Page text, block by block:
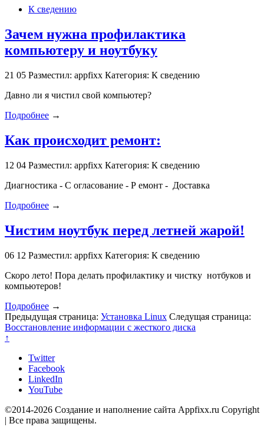
К сведению
Зачем нужна профилактика
компьютеру и ноутбуку
21 05 Разместил: appfixx Категория: К сведению
Давно ли я чистил свой компьютер?
Подробнее →
Как происходит ремонт:
12 04 Разместил: appfixx Категория: К сведению
Диагностика - С огласование - Р емонт - Доставка
Подробнее →
Чистим ноутбук перед летней жарой!
06 12 Разместил: appfixx Категория: К сведению
Скоро лето! Пора делать профилактику и чистку нотбуков и
компьютеров!
Подробнее →
Предыдущая страница: Установка Linux Следущая страница:
Восстановление информации с жесткого диска
↑
Twitter
Facebook
LinkedIn
YouTube
©2014-2026 Создание и наполнение сайта Appfixx.ru Copyright
| Все права защищены.